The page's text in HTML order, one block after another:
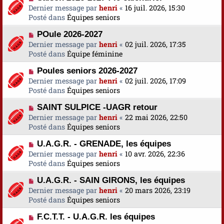
s
s
a
g
e
a
u
m
e
s
s
a
g
e
o
u
v
e
a
u
m
e
s
s
a
g
e
Dernier message par henri « 16 juil. 2026, 15:30
Posté dans Équipes seniors
N
o
u
v
e
a
u
m
e
s
s
a
g
e
POule 2026-2027
Dernier message par henri « 02 juil. 2026, 17:35
Posté dans Équipe féminine
N
o
u
v
e
a
u
m
e
s
s
a
g
e
Poules seniors 2026-2027
Dernier message par henri « 02 juil. 2026, 17:09
Posté dans Équipes seniors
N
o
u
v
e
a
u
m
e
s
s
a
g
SAINT SULPICE -UAGR retour
Dernier message par henri « 22 mai 2026, 22:50
Posté dans Équipes seniors
N
o
u
v
e
a
u
m
e
U.A.G.R. - GRENADE, les équipes
Dernier message par henri « 10 avr. 2026, 22:36
Posté dans Équipes seniors
N
o
u
v
e
U.A.G.R. - SAIN GIRONS, les équipes
Dernier message par henri « 20 mars 2026, 23:19
Posté dans Équipes seniors
N
F.C.T.T. - U.A.G.R. les équipes